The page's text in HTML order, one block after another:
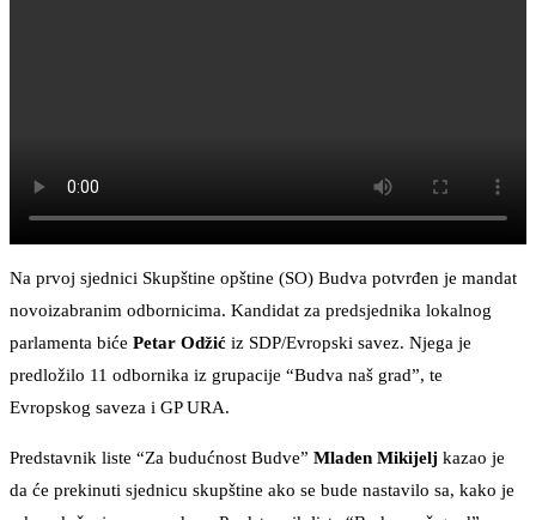
Na prvoj sjednici Skupštine opštine (SO) Budva potvrđen je mandat
novoizabranim odbornicima. Kandidat za predsjednika lokalnog
parlamenta biće Petar Odžić iz SDP/Evropski savez. Njega je
predložilo 11 odbornika iz grupacije “Budva naš grad”, te
Evropskog saveza i GP URA.
Predstavnik liste “Za budućnost Budve” Mladen Mikijelj kazao je
da će prekinuti sjednicu skupštine ako se bude nastavilo sa, kako je